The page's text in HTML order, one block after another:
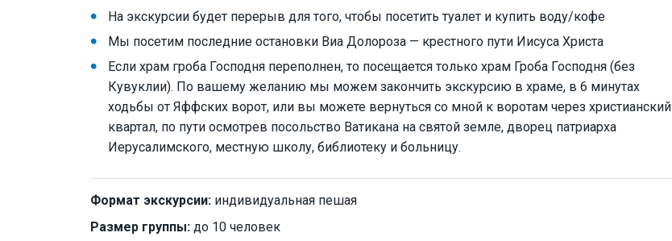
На экскурсии будет перерыв для того, чтобы посетить туалет и купить воду/кофе
Мы посетим последние остановки Виа Долороза — крестного пути Иисуса Христа
Если храм гроба Господня переполнен, то посещается только храм Гроба Господня (без
Кувуклии). По вашему желанию мы можем закончить экскурсию в храме, в 6 минутах
ходьбы от Яффских ворот, или вы можете вернуться со мной к воротам через христианский
квартал, по пути осмотрев посольство Ватикана на святой земле, дворец патриарха
Иерусалимского, местную школу, библиотеку и больницу.
Формат экскурсии: индивидуальная пешая
Размер группы: до 10 человек